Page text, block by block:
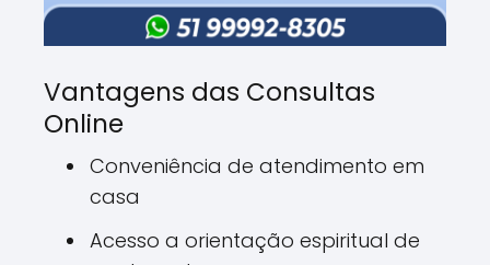
Vantagens das Consultas
Online
Conveniência de atendimento em
casa
Acesso a orientação espiritual de